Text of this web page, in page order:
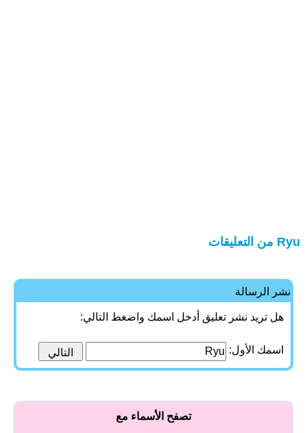
Ryu من التعليقات
نشر الرسالة
هل تريد نشر تعليق أدخل اسمك واضغط التالي:
اسمك الأول:
تصفح الأسماء مع